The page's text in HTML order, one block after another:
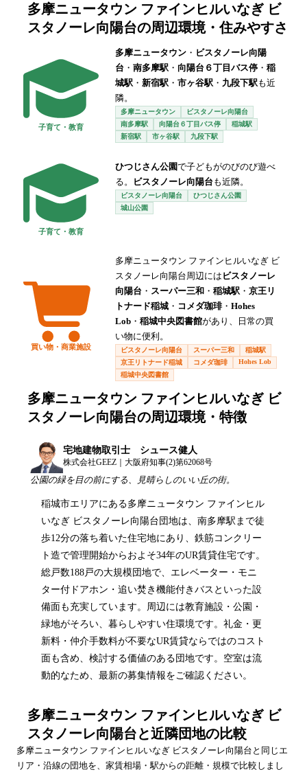
多摩ニュータウン ファインヒルいなぎ ビ
スタノーレ向陽台の周辺環境・住みやすさ
子育て・教育
多摩ニュータウン ・ ビスタノーレ向陽
台 ・ 南多摩駅 ・ 向陽台６丁目バス停 ・ 稲
城駅 ・ 新宿駅 ・ 市ヶ谷駅 ・ 九段下駅も近
隣。
多摩ニュータウン
ビスタノーレ向陽台
南多摩駅
向陽台６丁目バス停
稲城駅
新宿駅
市ヶ谷駅 九段下駅
子育て・教育
ひつじさん公園で子どもがのびのび遊べ
る。
ビスタノーレ向陽台 も近隣。
ビスタノーレ向陽台
ひつじさん公園
城山公園
買い物・商業施設
多摩ニュータウン ファインヒルいなぎ ビ
スタノーレ向陽台周辺には ビスタノーレ
向陽台 ・ スーパー三和 ・ 稲城駅 ・ 京王リ
トナード稲城 ・ コメダ珈琲 ・ Hohes
Lob ・ 稲城中央図書館があり、日常の買
い物に便利。
ビスタノーレ向陽台 スーパー三和
稲城駅
京王リトナード稲城
コメダ珈琲
Hohes Lob
稲城中央図書館
多摩ニュータウン ファインヒルいなぎ ビ
スタノーレ向陽台の周辺環境・特徴
宅地建物取引士 シュース健人
株式会社GEEZ｜大阪府知事(2)第62068号
公園の緑を目の前にする、見晴らしのいい丘の街。
稲城市エリアにある多摩ニュータウン ファインヒル
いなぎ ビスタノーレ向陽台団地は、南多摩駅まで徒
歩12分の落ち着いた住宅地にあり、鉄筋コンクリー
ト造で管理開始からおよそ34年のUR賃貸住宅です。
総戸数188戸の大規模団地で、エレベーター・モニ
ター付ドアホン・追い焚き機能付きバスといった設
備面も充実しています。周辺には教育施設・公園・
緑地がそろい、暮らしやすい住環境です。礼金・更
新料・仲介手数料が不要なUR賃貸ならではのコスト
面も含め、検討する価値のある団地です。空室は流
動的なため、最新の募集情報をご確認ください。
多摩ニュータウン ファインヒルいなぎ ビ
スタノーレ向陽台と近隣団地の比較
多摩ニュータウン ファインヒルいなぎ ビスタノーレ向陽台 と同じエ
リア・沿線の団地を、家賃相場・駅からの距離・規模で比較しまし